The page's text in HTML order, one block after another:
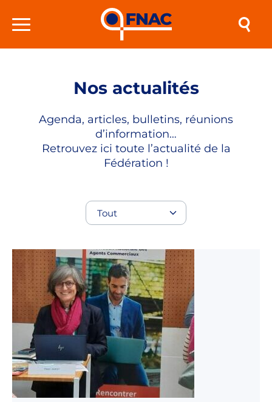
Nos actualités
Agenda, articles, bulletins, réunions
d’information…
Retrouvez ici toute l’actualité de la
Fédération !
Tout